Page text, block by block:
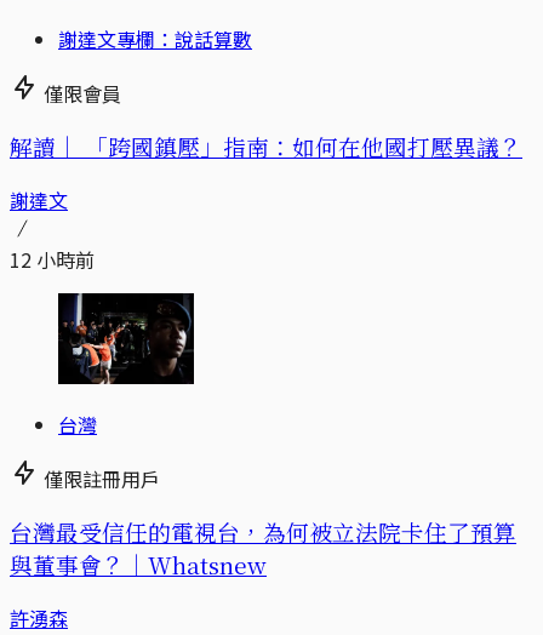
謝達文專欄：說話算數
僅限會員
解讀｜ 「跨國鎮壓」指南：如何在他國打壓異議？
謝達文
12 小時前
台灣
僅限註冊用戶
台灣最受信任的電視台，為何被立法院卡住了預算
與董事會？｜Whatsnew
許湧森